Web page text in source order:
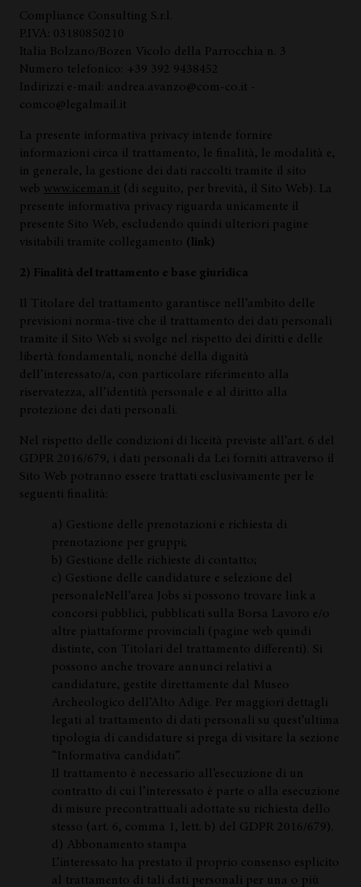
Compliance Consulting S.r.l.
P.IVA: 03180850210
Italia Bolzano/Bozen Vicolo della Parrocchia n. 3
Numero telefonico: +39 392 9438452
Indirizzi e-mail: andrea.avanzo@com-co.it -
comco@legalmail.it
La presente informativa privacy intende fornire
informazioni circa il trattamento, le finalità, le modalità e,
in generale, la gestione dei dati raccolti tramite il sito
web www.iceman.it (di seguito, per brevità, il Sito Web). La
presente informativa privacy riguarda unicamente il
presente Sito Web, escludendo quindi ulteriori pagine
visitabili tramite collegamento (link)
2) Finalità del trattamento e base giuridica
Il Titolare del trattamento garantisce nell’ambito delle
previsioni norma-tive che il trattamento dei dati personali
tramite il Sito Web si svolge nel rispetto dei diritti e delle
libertà fondamentali, nonché della dignità
dell’interessato/a, con particolare riferimento alla
riservatezza, all’identità personale e al diritto alla
protezione dei dati personali.
Nel rispetto delle condizioni di liceità previste all’art. 6 del
GDPR 2016/679, i dati personali da Lei forniti attraverso il
Sito Web potranno essere trattati esclusivamente per le
seguenti finalità:
a) Gestione delle prenotazioni e richiesta di
prenotazione per gruppi;
b) Gestione delle richieste di contatto;
c) Gestione delle candidature e selezione del
personaleNell’area Jobs si possono trovare link a
concorsi pubblici, pubblicati sulla Borsa Lavoro e/o
altre piattaforme provinciali (pagine web quindi
distinte, con Titolari del trattamento differenti). Si
possono anche trovare annunci relativi a
candidature, gestite direttamente dal Museo
Archeologico dell’Alto Adige. Per maggiori dettagli
legati al trattamento di dati personali su quest’ultima
tipologia di candidature si prega di visitare la sezione
“Informativa candidati”.
Il trattamento è necessario all’esecuzione di un
contratto di cui l’interessato è parte o alla esecuzione
di misure precontrattuali adottate su richiesta dello
stesso (art. 6, comma 1, lett. b) del GDPR 2016/679).
d) Abbonamento stampa
L’interessato ha prestato il proprio consenso esplicito
al trattamento di tali dati personali per una o più